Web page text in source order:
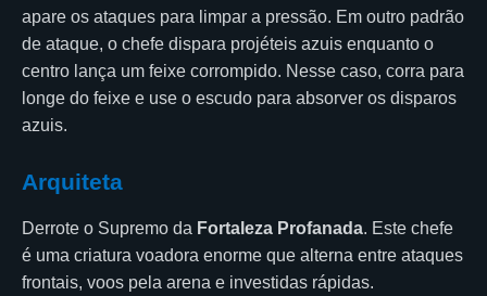
apare os ataques para limpar a pressão. Em outro padrão
de ataque, o chefe dispara projéteis azuis enquanto o
centro lança um feixe corrompido. Nesse caso, corra para
longe do feixe e use o escudo para absorver os disparos
azuis.
Arquiteta
Derrote o Supremo da Fortaleza Profanada. Este chefe
é uma criatura voadora enorme que alterna entre ataques
frontais, voos pela arena e investidas rápidas.